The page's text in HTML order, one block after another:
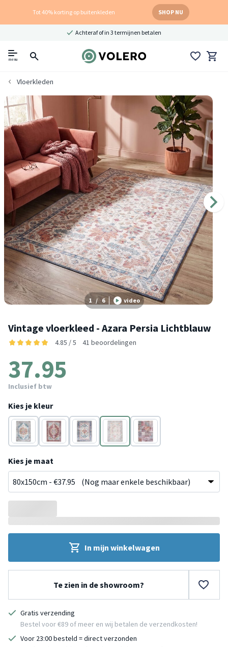
Tot 40% korting op buitenkleden SHOP NU
Achteraf of in 3 termijnen betalen
menu
Vloerkleden
1 / 6 video
Vintage vloerkleed - Azara Persia Lichtblauw
4.85 / 5 41 beoordelingen
37.95
Inclusief btw
Kies je kleur
Blauw Rood Blauw Blauw
Rood
Kies je maat
In mijn winkelwagen
Te zien in de showroom?
Gratis verzending
Bestel voor €89 of meer en wij betalen de verzendkosten!
Voor 23:00 besteld = direct verzonden